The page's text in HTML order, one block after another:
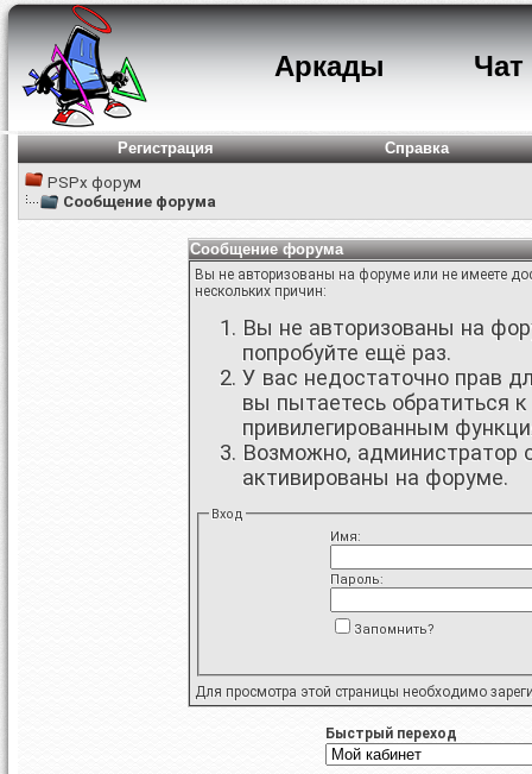
Аркады Чат
Регистрация
Справка
PSPx форум
Сообщение форума
Сообщение форума
Вы не авторизованы на форуме или не имеете
нескольких причин:
Вы не авторизованы на
попробуйте ещё раз.
У вас недостаточно прав
вы пытаетесь обратиться
привилегированным
Возможно, администратор
активированы на форуме.
Вход
Имя:
Пароль:
Запомнить?
Для просмотра этой страницы необходимо
Быстрый переход